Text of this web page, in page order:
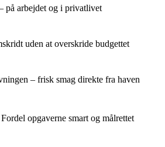
på arbejdet og i privatlivet
uden at overskride budgettet
– frisk smag direkte fra haven
opgaverne smart og målrettet